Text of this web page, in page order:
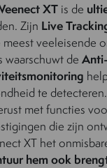
XT is de
Zijn Live
meest veeleisende
waarschuwt de
te detecteren.
met functies
die zijn
XT het
hem ook